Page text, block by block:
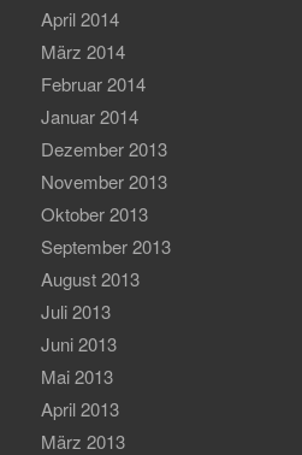
April 2014
März 2014
Februar 2014
Januar 2014
Dezember 2013
November 2013
Oktober 2013
September 2013
August 2013
Juli 2013
Juni 2013
Mai 2013
April 2013
März 2013